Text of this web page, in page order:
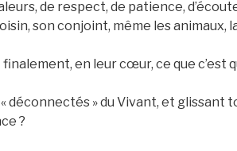
de respect, de patience,
son conjoint, même les animaux,
en leur cœur, ce que c’est
déconnectés » du Vivant, et glissant
?